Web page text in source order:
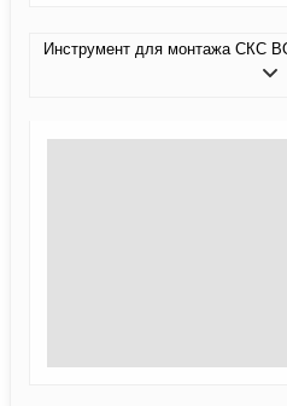
Инструмент для монтажа СКС